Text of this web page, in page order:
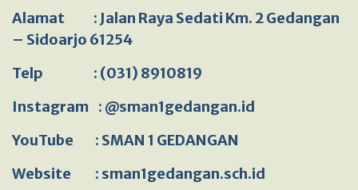
Alamat : Jalan Raya Sedati Km. 2 Gedangan
– Sidoarjo 61254
Telp : (031) 8910819
Instagram : @sman1gedangan.id
YouTube : SMAN 1 GEDANGAN
Website : sman1gedangan.sch.id